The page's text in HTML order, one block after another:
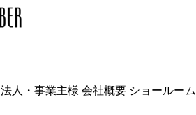
法人・事業主様 会社概要 ショールーム